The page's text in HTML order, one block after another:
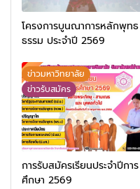
โครงการบูนณาการหลักพุทธ
ธรรม ประจำปี 2569
ข่าวมหาวิทยาลัย
ข่าวรับสมัคร
การรับสมัครเรียนประจำปีการ
ศึกษา 2569